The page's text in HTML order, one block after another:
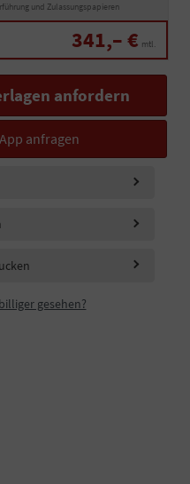
und Zulassungspapieren
341,– € mtl.
anfragen
anfordern
gesehen?